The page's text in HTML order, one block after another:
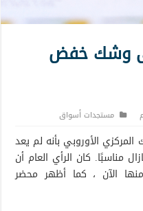
وشك خفض
مستجدات أسواق
الأوروبي بأنه لم يعد
مناسبًا. كان الرأي العام أن
الآن ، كما أظهر محضر